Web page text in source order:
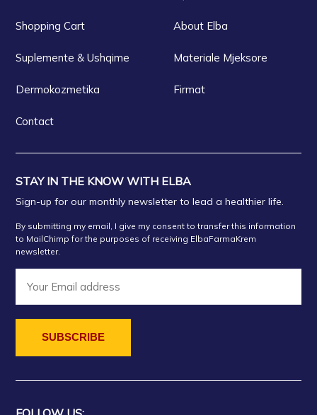
Shopping Cart About Elba
Suplemente & Ushqime Materiale Mjeksore
Dermokozmetika Firmat
Contact
STAY IN THE KNOW WITH ELBA
Sign-up for our monthly newsletter to lead a healthier life.
By submitting my email, I give my consent to transfer this information
to MailChimp for the purposes of receiving ElbaFarmaKrem
newsletter.